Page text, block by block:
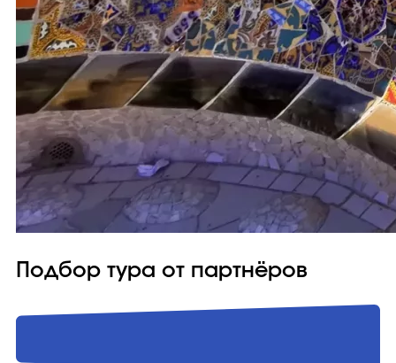
Подбор тура от партнёров